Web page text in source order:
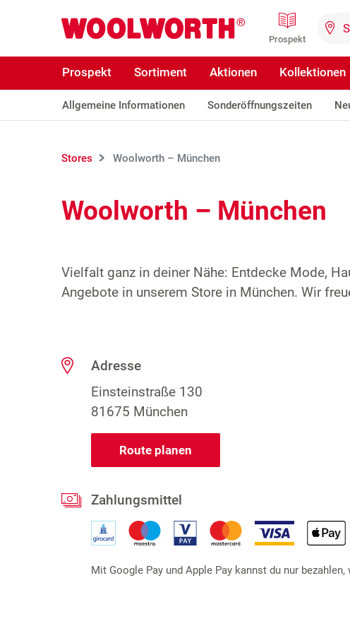
Woolworth GmbH Prospekt
Prospekt Sortiment Aktionen Kollektionen
Allgemeine Informationen Sonderöffnungszeiten
Stores Woolworth – München
Woolworth – München
Vielfalt ganz in deiner Nähe: Entdecke Mode,
Angebote in unserem Store in München. Wir
Adresse
Einsteinstraße 130
81675 München
Route planen
Zahlungsmittel
Mit Google Pay und Apple Pay kannst du nur